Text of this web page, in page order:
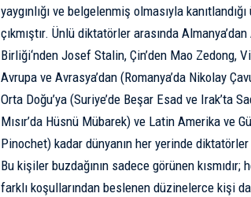
yaygınlığı ve belgelenmiş olmasıyla
çıkmıştır. Ünlü diktatörler arasında Almanya’dan
Birliği‘nden Josef Stalin, Çin’den Mao Zedong,
Avrupa ve Avrasya’dan (Romanya’da Nikolay
Orta Doğu’ya (Suriye’de Beşar Esad ve Irak’ta
Mısır’da Hüsnü Mübarek) ve Latin Amerika ve
Pinochet) kadar dünyanın her yerinde diktatörler
Bu kişiler buzdağının sadece görünen
farklı koşullarından beslenen düzinelerce kişi